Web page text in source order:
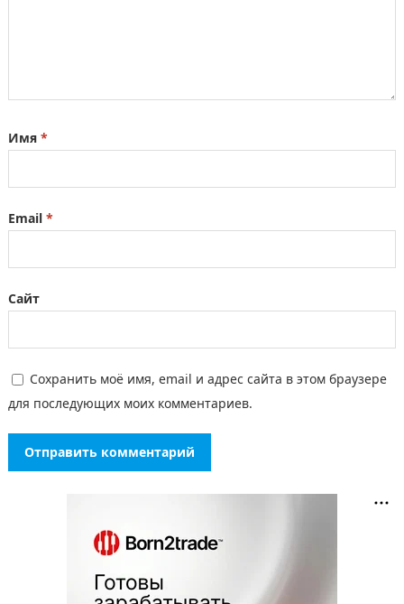
Имя *
Email *
Сайт
Сохранить моё имя, email и адрес сайта в этом браузере
для последующих моих комментариев.